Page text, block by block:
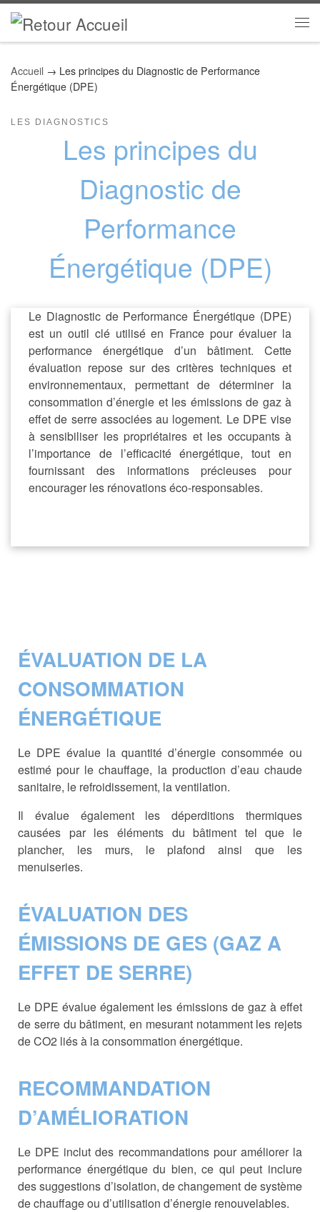
Skip to content
Accueil → Les principes du Diagnostic de Performance
Énergétique (DPE)
LES DIAGNOSTICS
Les principes du
Diagnostic de
Performance
Énergétique (DPE)
Le Diagnostic de Performance Énergétique (DPE)
est un outil clé utilisé en France pour évaluer la
performance énergétique d’un bâtiment. Cette
évaluation repose sur des critères techniques et
environnementaux, permettant de déterminer la
consommation d’énergie et les émissions de gaz à
effet de serre associées au logement. Le DPE vise
à sensibiliser les propriétaires et les occupants à
l’importance de l’efficacité énergétique, tout en
fournissant des informations précieuses pour
encourager les rénovations éco-responsables.
ÉVALUATION DE LA
CONSOMMATION
ÉNERGÉTIQUE
Le DPE évalue la quantité d’énergie consommée ou
estimé pour le chauffage, la production d’eau chaude
sanitaire, le refroidissement, la ventilation.
Il évalue également les déperditions thermiques
causées par les éléments du bâtiment tel que le
plancher, les murs, le plafond ainsi que les
menuiseries.
ÉVALUATION DES
ÉMISSIONS DE GES (GAZ A
EFFET DE SERRE)
Le DPE évalue également les émissions de gaz à effet
de serre du bâtiment, en mesurant notamment les rejets
de CO2 liés à la consommation énergétique.
RECOMMANDATION
D’AMÉLIORATION
Le DPE inclut des recommandations pour améliorer la
performance énergétique du bien, ce qui peut inclure
des suggestions d’isolation, de changement de système
de chauffage ou d’utilisation d’énergie renouvelables.